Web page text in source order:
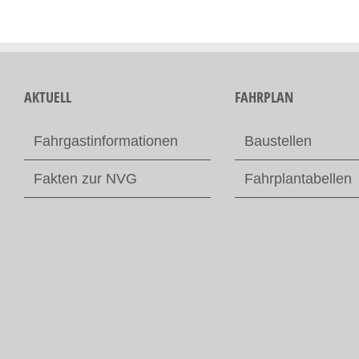
AKTUELL
Fahrgastinformationen
Fakten zur NVG
FAHRPLAN
Baustellen
Fahrplantabellen